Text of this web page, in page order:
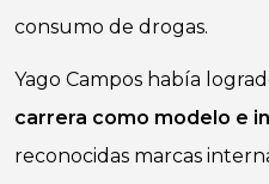
consumo de drogas.
Yago Campos había
carrera como modelo e
reconocidas marcas